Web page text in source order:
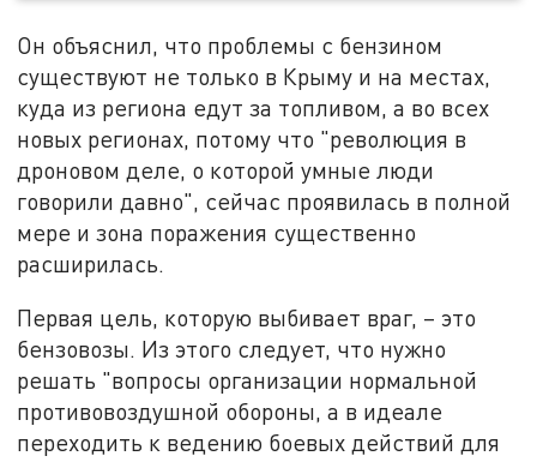
Он объяснил, что проблемы с бензином
существуют не только в Крыму и на местах,
куда из региона едут за топливом, а во всех
новых регионах, потому что "революция в
дроновом деле, о которой умные люди
говорили давно", сейчас проявилась в полной
мере и зона поражения существенно
расширилась.
Первая цель, которую выбивает враг, – это
бензовозы. Из этого следует, что нужно
решать "вопросы организации нормальной
противовоздушной обороны, а в идеале
переходить к ведению боевых действий для